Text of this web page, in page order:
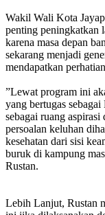
‎Wakil Wali Kota
penting peningkatkan
karena masa depan
sekarang menjadi
mendapatkan
‎”Lewat program ini
yang bertugas
sebagai ruang
persoalan keluhan
kesehatan dari sisi
buruk di kampung
Rustan.
‎Lebih Lanjut, Rustan